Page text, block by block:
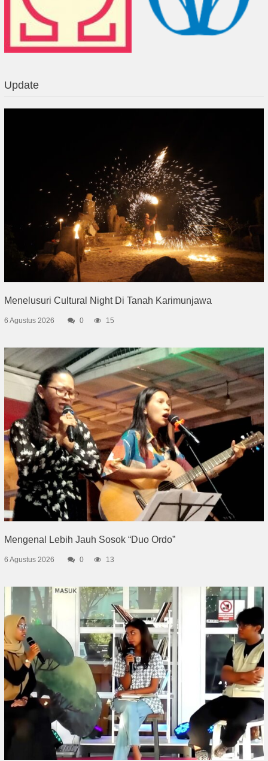
Update
Menelusuri Cultural Night Di Tanah Karimunjawa
6 Agustus 2026 0 15
Mengenal Lebih Jauh Sosok “Duo Ordo”
6 Agustus 2026 0 13